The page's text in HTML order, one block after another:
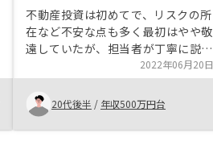
不動産投資は初めてで、リスクの所
在など不安な点も多く最初はやや敬
遠していたが、担当者が丁寧に説明
してくれたおかげで、どこにリスク
があるのかを把握することができ、
腑に落ちた状態でスタートすること
ができた。
2022年06月20日
20代後半 / 年収500万円台